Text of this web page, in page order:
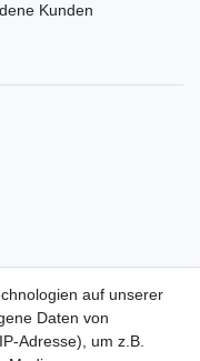
Kunden
auf unserer
Daten von
Adresse), um z.B.